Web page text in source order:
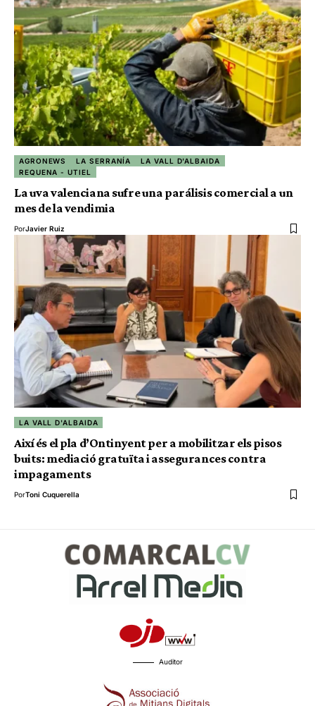
AGRONEWS LA SERRANÍA
LA VALL D'ALBAIDA
REQUENA - UTIEL
La uva valenciana sufre una parálisis comercial a un
mes de la vendimia
PorJavier Ruiz
LA VALL D'ALBAIDA
Així és el pla d’Ontinyent per a mobilitzar els pisos
buits: mediació gratuïta i assegurances contra
impagaments
PorToni Cuquerella
Auditor